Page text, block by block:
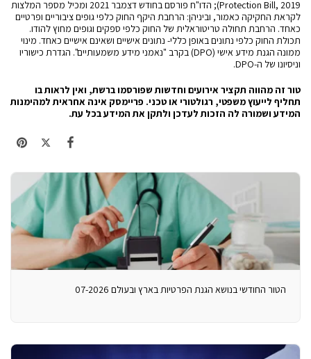
Protection Bill, 2019); הדו"ח פורסם בחודש דצמבר 2021 ומכיל מספר המלצות
לקראת החקיקה כאמור, וביניהן: הרחבת היקף החוק כלפי גופים ציבוריים ופרטיים
כאחד. הרחבת תחולה טריטוראלית של החוק כלפי ספקים וגופים מחוץ להודו.
תכולת החוק כלפי נתונים באופן כללי- נתונים אישיים ושאינם אישיים כאחד. מינוי
ממונה הגנת מידע אישי (DPO) בקרב "נאמני מידע משמעותיים". הגדרת כישוריו
וניסיונו של ה-DPO.
טור זה מהווה תקציר אירועים וחדשות שפורסמו ברשת, ואין לראות בו
תחליף לייעוץ משפטי, רגולטורי או טכני. פריימסק אינה אחראית למהימנות
המידע ושמורה לה הזכות לעדכן ולתקן את המידע בכל עת.
הטור החודשי בנושא הגנת הפרטיות בארץ ובעולם 07-2026